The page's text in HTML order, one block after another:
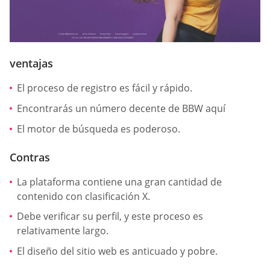
ventajas
El proceso de registro es fácil y rápido.
Encontrarás un número decente de BBW aquí
El motor de búsqueda es poderoso.
Contras
La plataforma contiene una gran cantidad de
contenido con clasificación X.
Debe verificar su perfil, y este proceso es
relativamente largo.
El diseño del sitio web es anticuado y pobre.